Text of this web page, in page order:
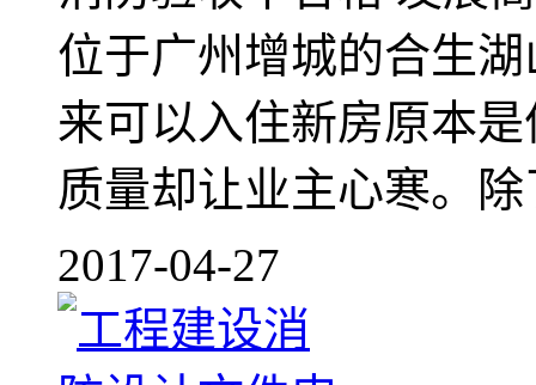
位于广州增城的合生
来可以入住新房原本
质量却让业主心寒。除
2017-04-27